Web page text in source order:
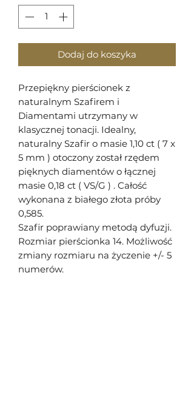
Dodaj do koszyka
Przepiękny pierścionek z
naturalnym Szafirem i
Diamentami utrzymany w
klasycznej tonacji. Idealny,
naturalny Szafir o masie 1,10 ct ( 7 x
5 mm ) otoczony został rzędem
pięknych diamentów o łącznej
masie 0,18 ct ( VS/G ) . Całość
wykonana z białego złota próby
0,585.
Szafir poprawiany metodą dyfuzji.
Rozmiar pierścionka 14. Możliwość
zmiany rozmiaru na życzenie +/- 5
numerów.